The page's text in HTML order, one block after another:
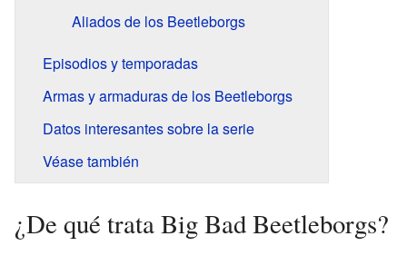
Aliados de los Beetleborgs
Episodios y temporadas
Armas y armaduras de los Beetleborgs
Datos interesantes sobre la serie
Véase también
¿De qué trata Big Bad Beetleborgs?